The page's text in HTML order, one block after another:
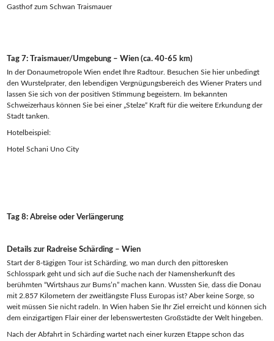
Gasthof zum Schwan Traismauer
Tag 7: Traismauer/Umgebung – Wien (ca. 40-65 km)
In der Donaumetropole Wien endet Ihre Radtour. Besuchen Sie hier unbedingt
den Wurstelprater, den lebendigen Vergnügungsbereich des Wiener Praters und
lassen Sie sich von der positiven Stimmung begeistern. Im bekannten
Schweizerhaus können Sie bei einer „Stelze“ Kraft für die weitere Erkundung der
Stadt tanken.
Hotelbeispiel:
Hotel Schani Uno City
Tag 8: Abreise oder Verlängerung
Details zur Radreise Schärding – Wien
Start der 8-tägigen Tour ist Schärding, wo man durch den pittoresken
Schlosspark geht und sich auf die Suche nach der Namensherkunft des
berühmten “Wirtshaus zur Bums’n” machen kann. Wussten Sie, dass die Donau
mit 2.857 Kilometern der zweitlängste Fluss Europas ist? Aber keine Sorge, so
weit müssen Sie nicht radeln. In Wien haben Sie Ihr Ziel erreicht und können sich
dem einzigartigen Flair einer der lebenswertesten Großstädte der Welt hingeben.
Nach der Abfahrt in Schärding wartet nach einer kurzen Etappe schon das